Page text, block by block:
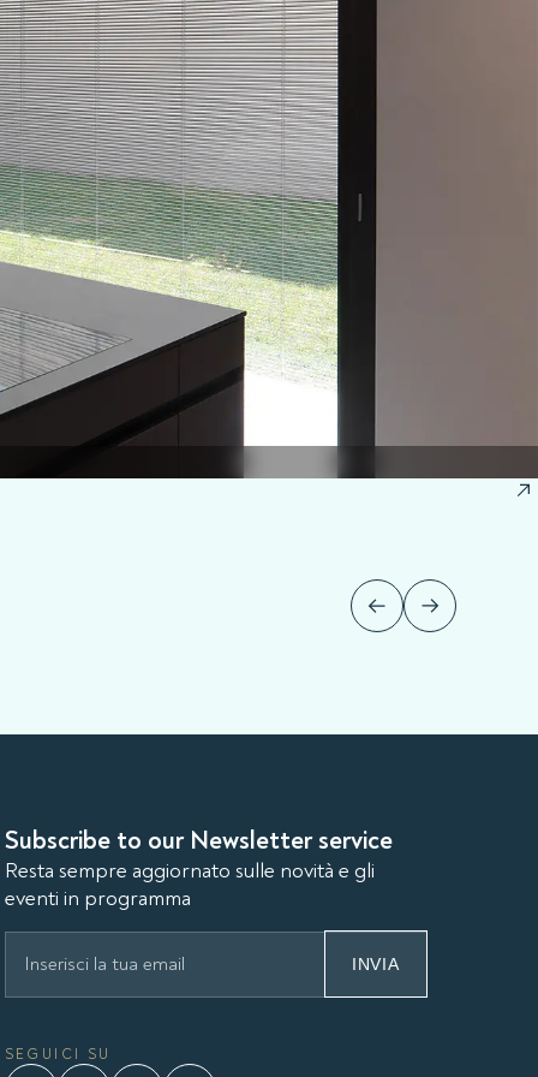
Subscribe to our Newsletter service
Resta sempre aggiornato sulle novità e gli
eventi in programma
INVIA
SEGUICI SU